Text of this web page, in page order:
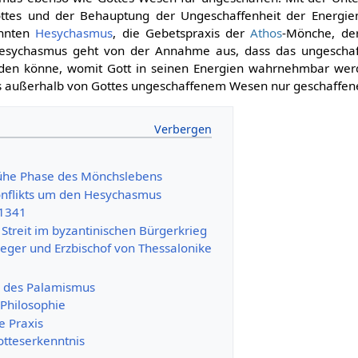
und der Behauptung der Ungeschaffenheit der
Hesychasmus, die Gebetspraxis derAthos-Mönche,
geht von der Annahme aus, dass das
könne, womit Gott in seinen Energien wahrnehmbar
außerhalb von Gottes ungeschaffenem Wesen nur
Phase des Mönchslebens
um den Hesychasmus
im byzantinischen Bürgerkrieg
und Erzbischof von Thessalonike
Palamismus
Praxis